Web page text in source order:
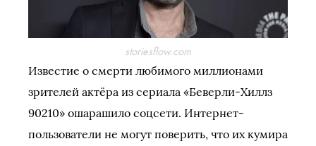
storiesflow.com
Известие о смерти любимого миллионами
зрителей актёра из сериала «Беверли-Хиллз
90210» ошарашило соцсети. Интернет-
пользователи не могут поверить, что их кумира